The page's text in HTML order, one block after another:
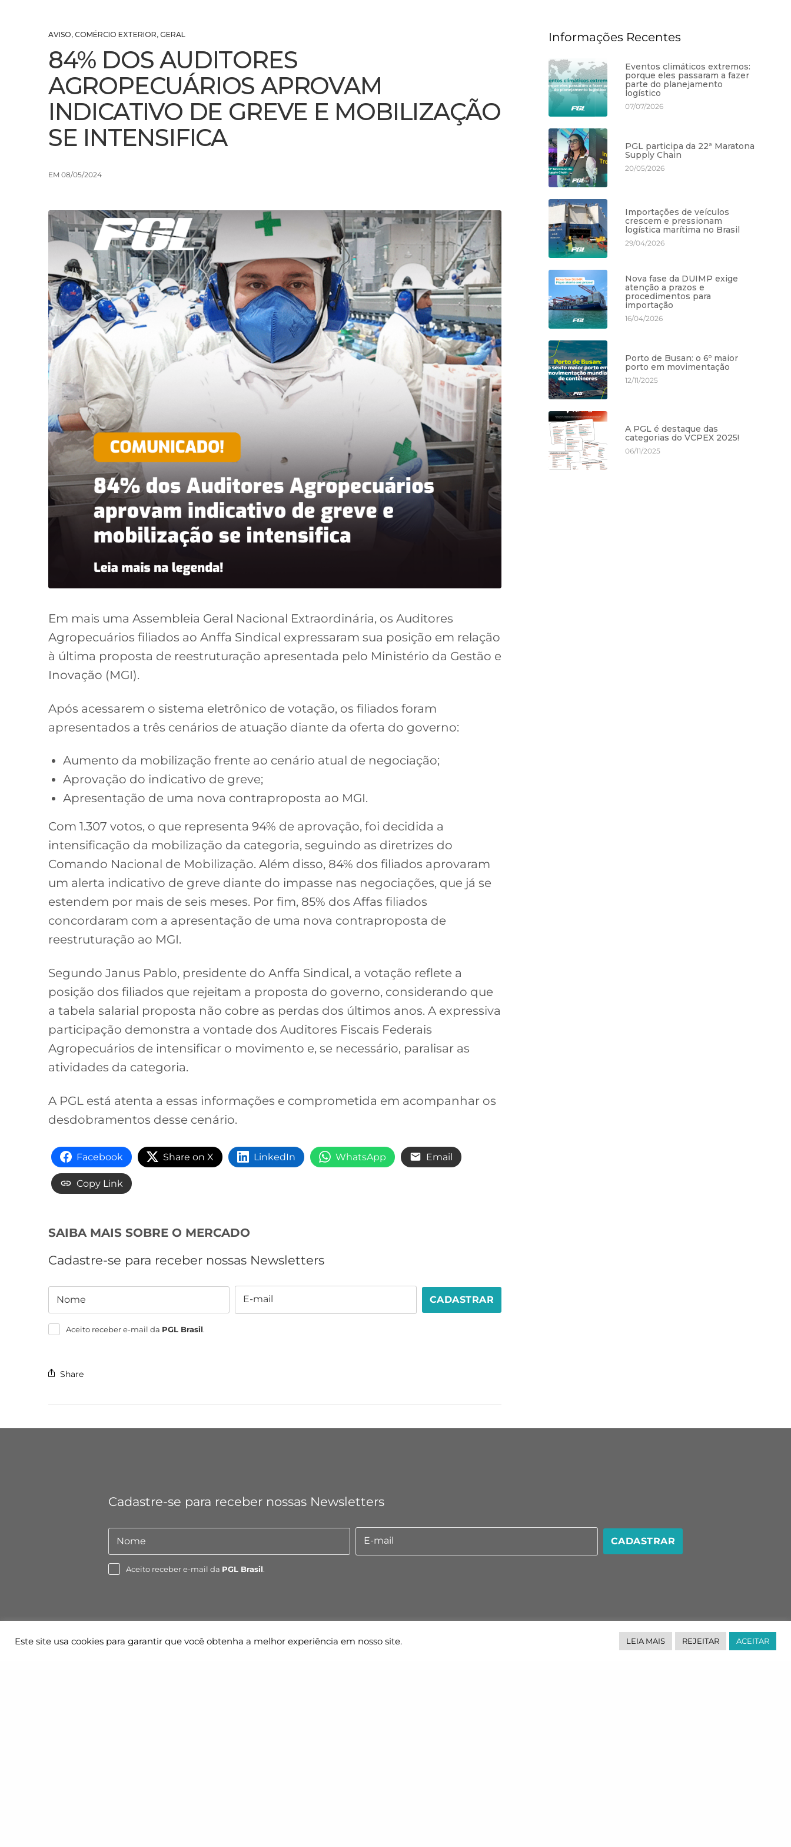
AVISO, COMÉRCIO EXTERIOR, GERAL
84% DOS AUDITORES
AGROPECUÁRIOS APROVAM
INDICATIVO DE GREVE E MOBILIZAÇÃO
SE INTENSIFICA
EM 08/05/2024
Em mais uma Assembleia Geral Nacional Extraordinária, os Auditores
Agropecuários filiados ao Anffa Sindical expressaram sua posição em relação
à última proposta de reestruturação apresentada pelo Ministério da Gestão e
Inovação (MGI).
Após acessarem o sistema eletrônico de votação, os filiados foram
apresentados a três cenários de atuação diante da oferta do governo:
Aumento da mobilização frente ao cenário atual de negociação;
Aprovação do indicativo de greve;
Apresentação de uma nova contraproposta ao MGI.
Com 1.307 votos, o que representa 94% de aprovação, foi decidida a
intensificação da mobilização da categoria, seguindo as diretrizes do
Comando Nacional de Mobilização. Além disso, 84% dos filiados aprovaram
um alerta indicativo de greve diante do impasse nas negociações, que já se
estendem por mais de seis meses. Por fim, 85% dos Affas filiados
concordaram com a apresentação de uma nova contraproposta de
reestruturação ao MGI.
Segundo Janus Pablo, presidente do Anffa Sindical, a votação reflete a
posição dos filiados que rejeitam a proposta do governo, considerando que
a tabela salarial proposta não cobre as perdas dos últimos anos. A expressiva
participação demonstra a vontade dos Auditores Fiscais Federais
Agropecuários de intensificar o movimento e, se necessário, paralisar as
atividades da categoria.
A PGL está atenta a essas informações e comprometida em acompanhar os
desdobramentos desse cenário.
Facebook Share on X LinkedIn WhatsApp Email
Copy Link
SAIBA MAIS SOBRE O MERCADO
Cadastre-se para receber nossas Newsletters
Nome
Nome E-mail CADASTRAR
Aceito receber e-mail da PGL Brasil.
Share
Informações Recentes
Eventos climáticos extremos:
porque eles passaram a fazer
parte do planejamento
logístico
07/07/2026
PGL participa da 22ª Maratona
Supply Chain
20/05/2026
Importações de veículos
crescem e pressionam
logística marítima no Brasil
29/04/2026
Nova fase da DUIMP exige
atenção a prazos e
procedimentos para
importação
16/04/2026
Porto de Busan: o 6º maior
porto em movimentação
12/11/2025
A PGL é destaque das
categorias do VCPEX 2025!
06/11/2025
Cadastre-se para receber nossas Newsletters
Nome
Nome
mail
E-mail CADASTRAR
Aceito receber e-mail da PGL Brasil.
Este site usa cookies para garantir que você obtenha a melhor experiência em nosso site. LEIA MAIS REJEITAR ACEITAR